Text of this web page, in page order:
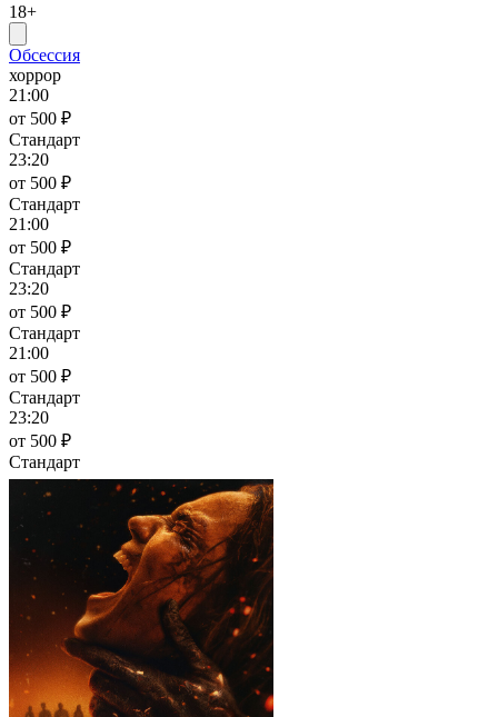
18+
Обсессия
хоррор
21:00
от 500 ₽
Стандарт
23:20
от 500 ₽
Стандарт
21:00
от 500 ₽
Стандарт
23:20
от 500 ₽
Стандарт
21:00
от 500 ₽
Стандарт
23:20
от 500 ₽
Стандарт